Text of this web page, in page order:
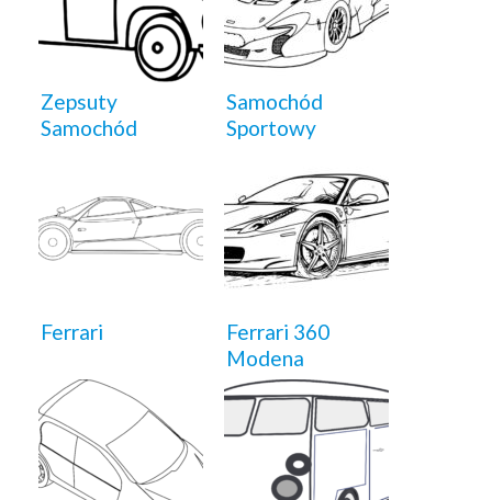
Zepsuty
Samochód
Samochód
Sportowy
Ferrari
Ferrari 360
Modena